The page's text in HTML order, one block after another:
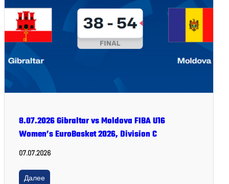
8.07.2026 Gibraltar vs Moldova FIBA U16
Women’s EuroBasket 2026, Division C
07.07.2026
Далее